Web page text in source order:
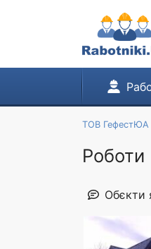
ТОВ ГефестЮА
Роботи
Обєкти